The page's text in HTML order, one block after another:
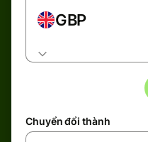
GBP
Chuyển đổi thành